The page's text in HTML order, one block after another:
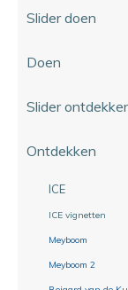
Slider doen
Doen
Slider
Ontdekken
ICE
ICE vignetten
Meyboom
Meyboom 2